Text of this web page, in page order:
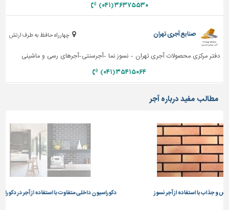
۳۶۳۷۵۵۳۰ (۰۴۱)
چهارراه حافظ به طرف ارتش صنایع آجری تهران
دفتر مرکزی محصولات آجری تهران - نسوز نما -آجرسنتی-آجرهای رسی و ماشینی
۳۵۴۱۵۰۶۴ (۰۴۱)
مطالب مفید درباره آجر
نسوز دکوراسیون داخلی متفاوت با استفاده از آجر در دکوراسیون خانه